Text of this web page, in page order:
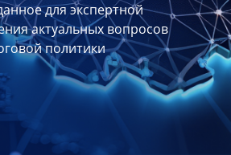
для экспертной
актуальных вопросов
политики